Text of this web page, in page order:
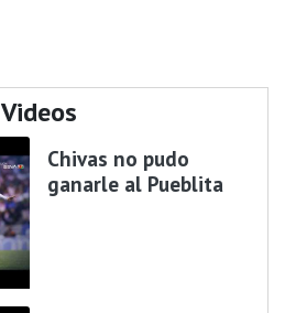
Videos
Chivas no pudo
ganarle al Pueblita